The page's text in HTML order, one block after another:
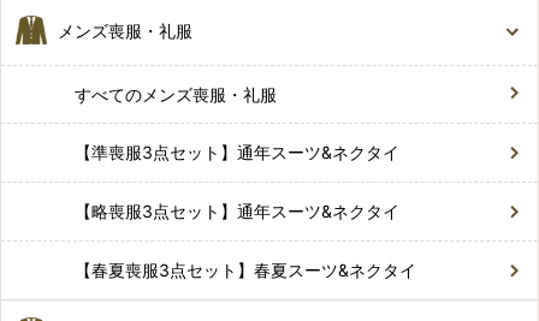
メンズ喪服・礼服
すべてのメンズ喪服・礼服
【準喪服3点セット】通年スーツ&ネクタイ
【略喪服3点セット】通年スーツ&ネクタイ
【春夏喪服3点セット】春夏スーツ&ネクタイ